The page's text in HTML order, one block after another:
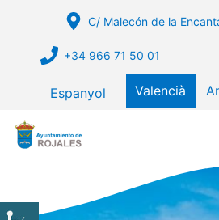
contingut
C/ Malecón de la
+34 966 71 50 01
Espanyol Valencià